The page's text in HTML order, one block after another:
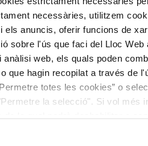
necessàries, utilitzem
els anuncis, oferir funcions de
sobre l'ús que faci del Lloc Web
web, els quals poden
que hagin recopilat a través de
totes les cookies” o
la selecció". Si vol més
de la Música Catalana
de concerts col·laboradors